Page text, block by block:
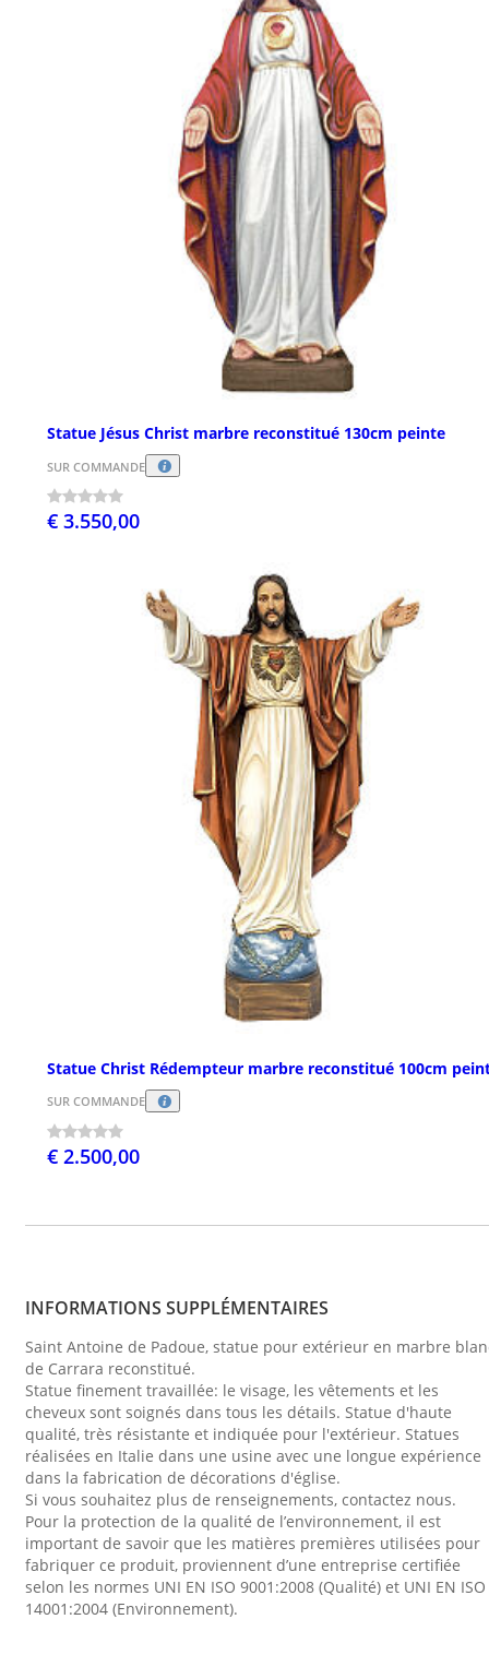
Statue Jésus Christ marbre reconstitué 130cm peinte
SUR COMMANDE
€ 3.550,00
Statue Christ Rédempteur marbre reconstitué 100cm
SUR COMMANDE
€ 2.500,00
INFORMATIONS SUPPLÉMENTAIRES
Saint Antoine de Padoue, statue pour extérieur en marbre
de Carrara reconstitué.
Statue finement travaillée: le visage, les vêtements et les
cheveux sont soignés dans tous les détails. Statue d'haute
qualité, très résistante et indiquée pour l'extérieur. Statues
réalisées en Italie dans une usine avec une longue expérience
dans la fabrication de décorations d'église.
Si vous souhaitez plus de renseignements, contactez nous.
Pour la protection de la qualité de l’environnement, il est
important de savoir que les matières premières utilisées pour
fabriquer ce produit, proviennent d’une entreprise certifiée
selon les normes UNI EN ISO 9001:2008 (Qualité) et UNI EN ISO
14001:2004 (Environnement).